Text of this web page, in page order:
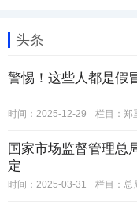
头条
警惕！这些人都是假
时间：2025-12-29 栏目： 郑
国家市场监督管理总
定
时间：2025-03-31 栏目： 总